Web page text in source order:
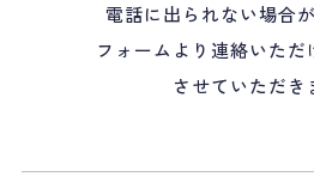
電話に出られない場合
フォームより連絡いただ
させていただき